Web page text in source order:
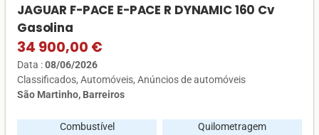
JAGUAR F-PACE E-PACE R DYNAMIC 160 Cv
Gasolina
34 900,00 €
Data :08/06/2026
Classificados Automóveis Anúncios de automóveis
São Martinho, Barreiros
Combustível
Quilometragem